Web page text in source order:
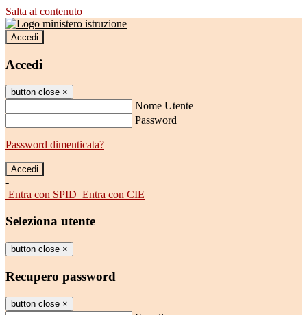
Salta al contenuto
Accedi
Accedi
button close ×
Nome Utente
Password
Password dimenticata?
-
Entra con SPID Entra con CIE
Seleziona utente
button close ×
Recupero password
button close ×